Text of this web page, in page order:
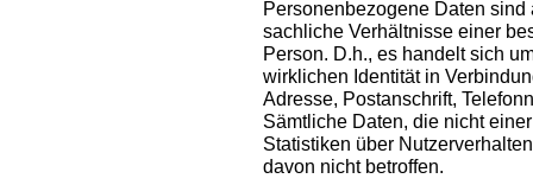
Personenbezogene Daten
sachliche Verhältnisse einer
Person. D.h., es handelt sich
wirklichen Identität in
Adresse, Postanschrift,
Sämtliche Daten, die nicht
Statistiken über
davon nicht betroffen.